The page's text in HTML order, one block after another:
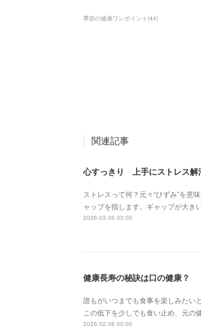
季節の健康ワンポイント (44)
関連記事
心すっきり 上手にストレス解
ストレスって何？元々“ひずみ”を意
ャップを指します。ギャップが大き
2026.03.06 00:00
健康長寿の秘訣は口の健康？
誰もがいつまでも食事を楽しみたい
この低下を少しでも食い止め、元の
2026.02.06 00:00